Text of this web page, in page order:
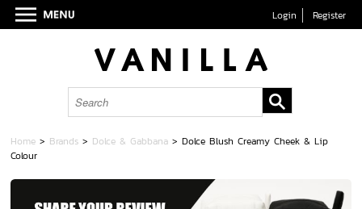
Login Register
Home > Brands > Dolce & Gabbana >Dolce Blush Creamy Cheek & Lip
Colour